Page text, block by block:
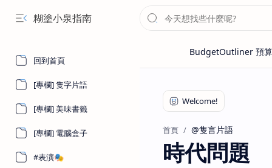
糊塗小泉指南
回到首頁
[專欄] 隻字片語
[專欄] 美味書籤
[專欄] 電腦盒子
#表演🎭
首頁 @隻言片語
時代問題